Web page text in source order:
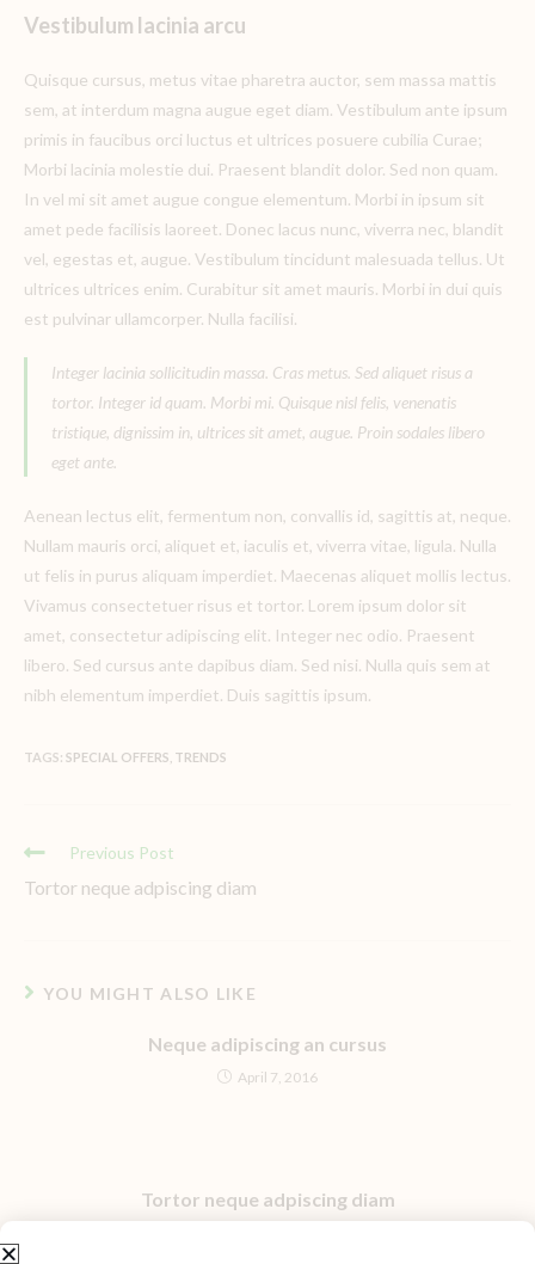
Vestibulum lacinia arcu
Quisque cursus, metus vitae pharetra auctor, sem massa mattis
sem, at interdum magna augue eget diam. Vestibulum ante ipsum
primis in faucibus orci luctus et ultrices posuere cubilia Curae;
Morbi lacinia molestie dui. Praesent blandit dolor. Sed non quam.
In vel mi sit amet augue congue elementum. Morbi in ipsum sit
amet pede facilisis laoreet. Donec lacus nunc, viverra nec, blandit
vel, egestas et, augue. Vestibulum tincidunt malesuada tellus. Ut
ultrices ultrices enim. Curabitur sit amet mauris. Morbi in dui quis
est pulvinar ullamcorper. Nulla facilisi.
Integer lacinia sollicitudin massa. Cras metus. Sed aliquet risus a
tortor. Integer id quam. Morbi mi. Quisque nisl felis, venenatis
tristique, dignissim in, ultrices sit amet, augue. Proin sodales libero
eget ante.
Aenean lectus elit, fermentum non, convallis id, sagittis at, neque.
Nullam mauris orci, aliquet et, iaculis et, viverra vitae, ligula. Nulla
ut felis in purus aliquam imperdiet. Maecenas aliquet mollis lectus.
Vivamus consectetuer risus et tortor. Lorem ipsum dolor sit
amet, consectetur adipiscing elit. Integer nec odio. Praesent
libero. Sed cursus ante dapibus diam. Sed nisi. Nulla quis sem at
nibh elementum imperdiet. Duis sagittis ipsum.
TAGS: SPECIAL OFFERS TRENDS
Previous Post
Tortor neque adpiscing diam
YOU MIGHT ALSO LIKE
Neque adipiscing an cursus
April 7, 2016
Tortor neque adpiscing diam